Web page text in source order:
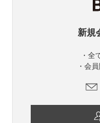
新規
・全
・会